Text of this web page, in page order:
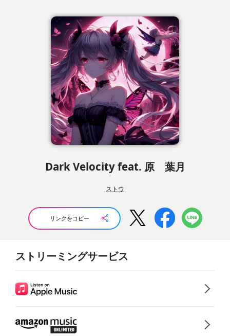
Dark Velocity feat. 原 葉月
ストウ
リンクをコピー
ストリーミングサービス